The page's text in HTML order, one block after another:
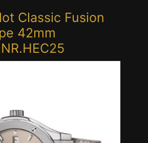
Classic Fusion
42mm